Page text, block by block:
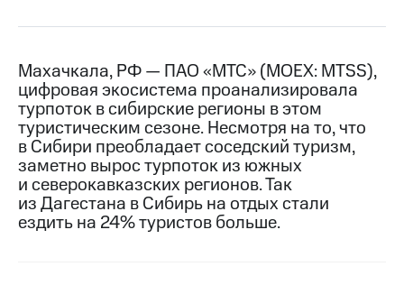
Контакты
Медиа-центр
Пресс-
релизы
МТС
о технологиях
Махачкала, РФ — ПАО «МТС» (MOEX: MTSS),
цифровая экосистема проанализировала
турпоток в сибирские регионы в этом
туристическим сезоне. Несмотря на то, что
в Сибири преобладает соседский туризм,
заметно вырос турпоток из южных
и северокавказских регионов. Так
из Дагестана в Сибирь на отдых стали
ездить на 24% туристов больше.